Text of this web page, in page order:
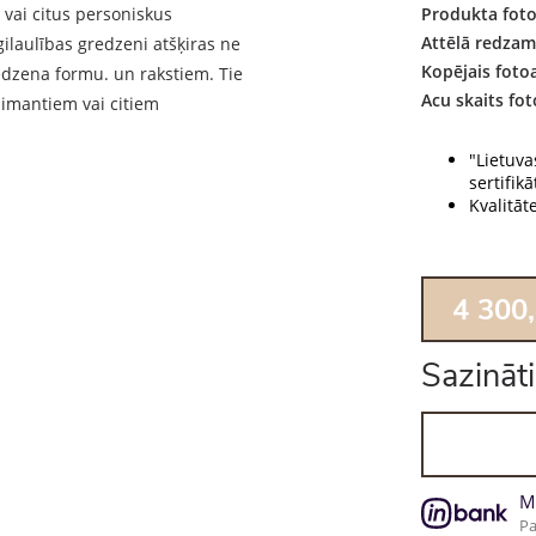
citus personiskus
laulības gredzeni atšķiras ne
formu. un rakstiem. Tie
vai citiem
Produkta
Attēlā
Kopējais
Acu skaits
4